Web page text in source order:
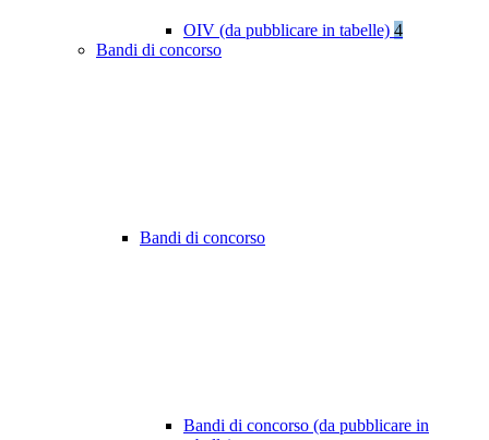
OIV (da pubblicare in tabelle) 4
Bandi di concorso
Bandi di concorso
Bandi di concorso (da pubblicare in